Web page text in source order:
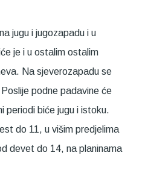
jugu i jugozapadu i u
je i u ostalim ostalim
Na sjeverozapadu se
podne padavine će
periodi biće jugu i istoku.
do 11, u višim predjelima
devet do 14, na planinama